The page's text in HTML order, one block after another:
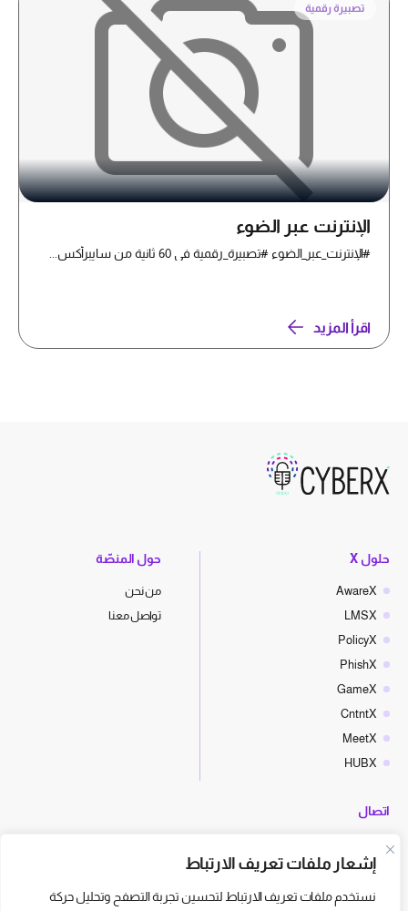
إشعار ملفات تعريف الارتباط
نستخدم ملفات تعريف الارتباط لتحسين تجربة التصفح وتحليل حركة
تصبيرة رقمية
الإنترنت عبر الضوء
#الإنترنت_عبر_الضوء #تصبيرة_رقمية في 60 ثانية من سايبرأكس...
اقرأ المزيد
حلول X
AwareX
LMSX
PolicyX
PhishX
GameX
CntntX
MeetX
HUBX
حول المنصّة
من نحن
تواصل معنا
اتصال
hello@cyberx.world